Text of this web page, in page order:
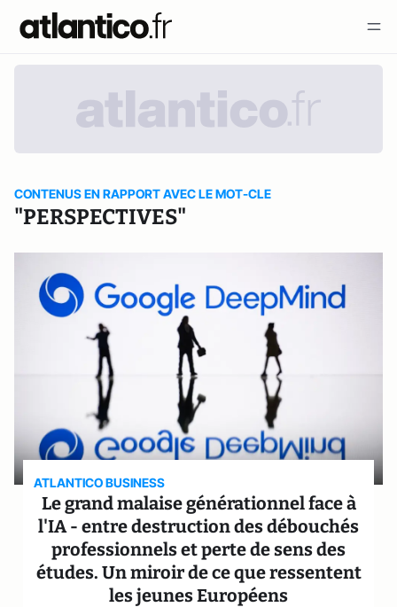
CONTENUS EN RAPPORT AVEC LE MOT-CLE
"PERSPECTIVES"
ATLANTICO BUSINESS
Le grand malaise générationnel face à
l'IA - entre destruction des débouchés
professionnels et perte de sens des
études. Un miroir de ce que ressentent
les jeunes Européens